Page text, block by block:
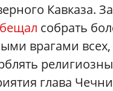
Кавказа.
собрать
врагами всех,
глава Чечни